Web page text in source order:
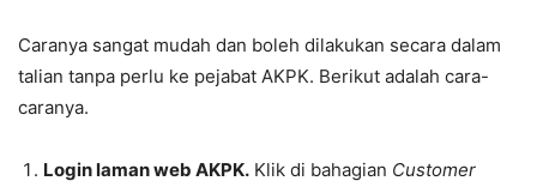
Caranya sangat mudah dan boleh dilakukan secara dalam
talian tanpa perlu ke pejabat AKPK. Berikut adalah cara-
caranya.
Login laman web AKPK. Klik di bahagian Customer